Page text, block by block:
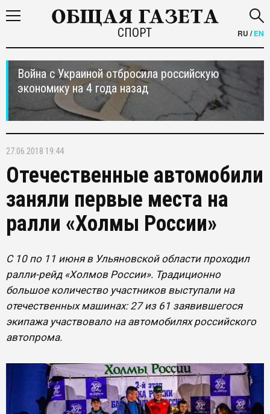
СПОРТ RU /EN
Война с Украиной отбросила российскую
экономику на 4 года назад
27.06.2018 19:44
Отечественные автомобили
заняли первые места на
ралли «Холмы России»
С 10 по 11 июня в Ульяновской области проходил
ралли-рейд «Холмов России». Традиционно
большое количество участников выступали на
отечественных машинах: 27 из 61 заявившегося
экипажа участвовало на автомобилях российского
автопрома.